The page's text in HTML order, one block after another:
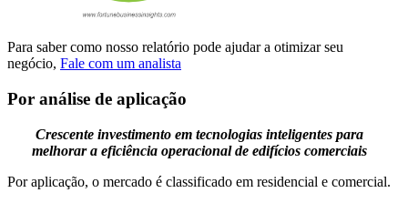
Para saber como nosso relatório pode ajudar a otimizar seu
negócio, Fale com um analista
Por análise de aplicação
Crescente investimento em tecnologias inteligentes para
melhorar a eficiência operacional de edifícios comerciais
Por aplicação, o mercado é classificado em residencial e comercial.